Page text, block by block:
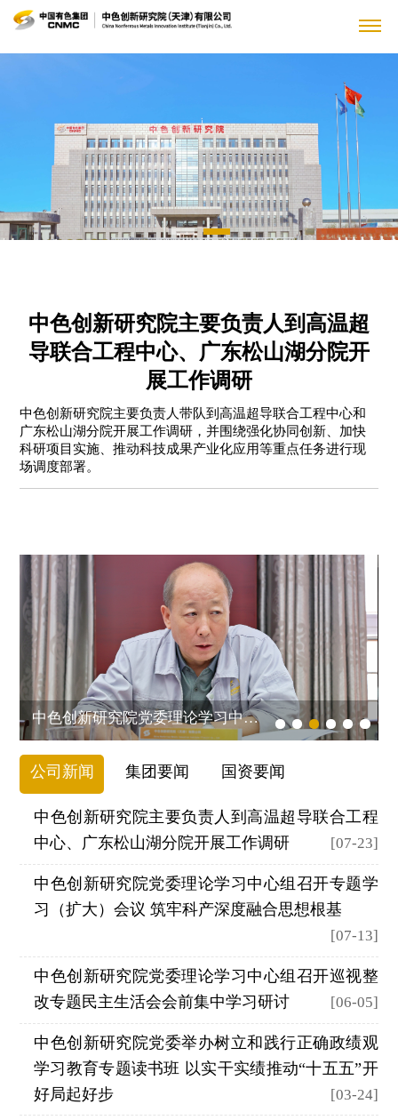
我
们
司
简
介
领
导
集
团
首
专
家
架
构
联
系
们
闻
中
心
公
司
新
闻
公
告
国
资
要
闻
要
闻
党
群
工
党
风
廉
设
党
建
工
作
工
作
人
力
源
人
况
人
才
战
略
人
科
创
新
平
台
重
大
项
荣
成
果
要
业
务
超
导
材
铜
及
材
源
高
效
利
用
分
检
测
信
息
公
开
企
业
基
本
息
中色创新研究院主要负责人到高温超
导联合工程中心、广东松山湖分院开
展工作调研
中色创新研究院主要负责人带队到高温超导联合工程中心和
广东松山湖分院开展工作调研，并围绕强化协同创新、加快
科研项目实施、推动科技成果产业化应用等重点任务进行现
场调度部署。
中色创新研究院党委理论学习中心组召开巡视整改专题民主生活会会...
公司新闻 集团要闻 国资要闻
中色创新研究院主要负责人到高温超导联合工程
中心、广东松山湖分院开展工作调研
[07-23]
中色创新研究院党委理论学习中心组召开专题学
习（扩大）会议 筑牢科产深度融合思想根基
[07-13]
中色创新研究院党委理论学习中心组召开巡视整
改专题民主生活会会前集中学习研讨
[06-05]
中色创新研究院党委举办树立和践行正确政绩观
学习教育专题读书班 以实干实绩推动“十五五”开
好局起好步
[03-24]